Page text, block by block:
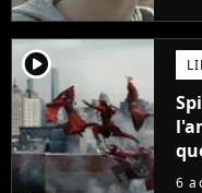
player2
6